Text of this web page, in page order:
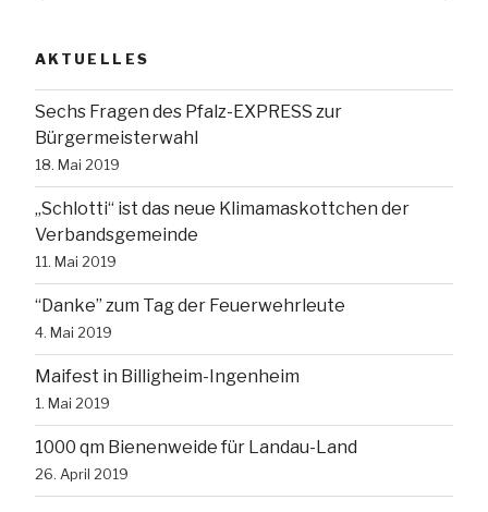
AKTUELLES
Sechs Fragen des Pfalz-EXPRESS zur
Bürgermeisterwahl
18. Mai 2019
„Schlotti“ ist das neue Klimamaskottchen der
Verbandsgemeinde
11. Mai 2019
“Danke” zum Tag der Feuerwehrleute
4. Mai 2019
Maifest in Billigheim-Ingenheim
1. Mai 2019
1000 qm Bienenweide für Landau-Land
26. April 2019